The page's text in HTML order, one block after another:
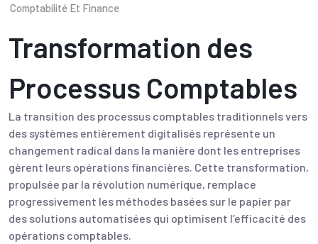
Comptabilité Et Finance
Transformation des
Processus Comptables
La transition des processus comptables traditionnels vers
des systèmes entièrement digitalisés représente un
changement radical dans la manière dont les entreprises
gèrent leurs opérations financières. Cette transformation,
propulsée par la révolution numérique, remplace
progressivement les méthodes basées sur le papier par
des solutions automatisées qui optimisent l’efficacité des
opérations comptables.